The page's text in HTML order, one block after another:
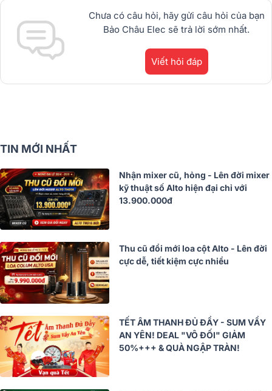
Chưa có câu hỏi, hãy gửi câu hỏi của bạn
Bảo Châu Elec sẽ trả lời sớm nhất.
Viết hỏi đáp
TIN MỚI NHẤT
Nhận mixer cũ, hỏng - Lên đời mixer
kỹ thuật số Alto hiện đại chỉ với
13.900.000đ
Thu cũ đổi mới loa cột Alto - Lên đời
cực dễ, tiết kiệm cực nhiều
TẾT ÂM THANH ĐỦ ĐẦY - SUM VẦY
AN YÊN! DEAL "VÔ ĐỐI" GIẢM
50%+++ & QUÀ NGẬP TRÀN!